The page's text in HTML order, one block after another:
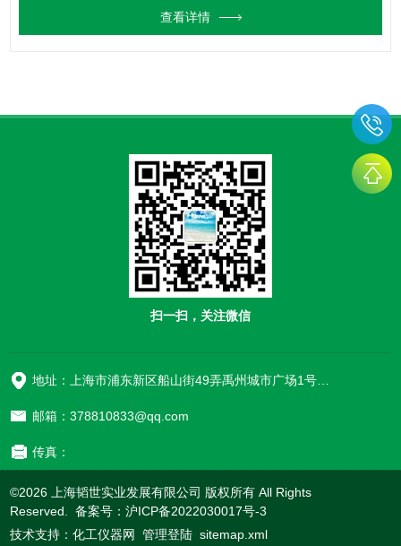
查看详情
扫一扫，关注微信
地址：上海市浦东新区船山街49弄禹州城市广场1号楼906
邮箱：378810833@qq.com
传真：
©2026 上海韬世实业发展有限公司 版权所有 All Rights
Reserved. 备案号：沪ICP备2022030017号-3
技术支持：化工仪器网 管理登陆 sitemap.xml